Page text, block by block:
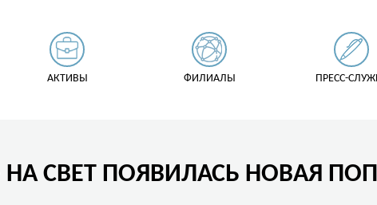
АКТИВЫ ФИЛИАЛЫ ПРЕСС-
СВЕТ ПОЯВИЛАСЬ НОВАЯ